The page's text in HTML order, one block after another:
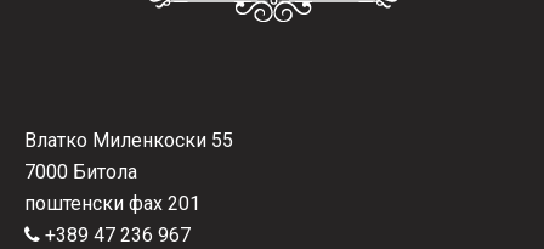
Влатко Миленкоски 55
7000 Битола
поштенски фах 201
+389 47 236 967